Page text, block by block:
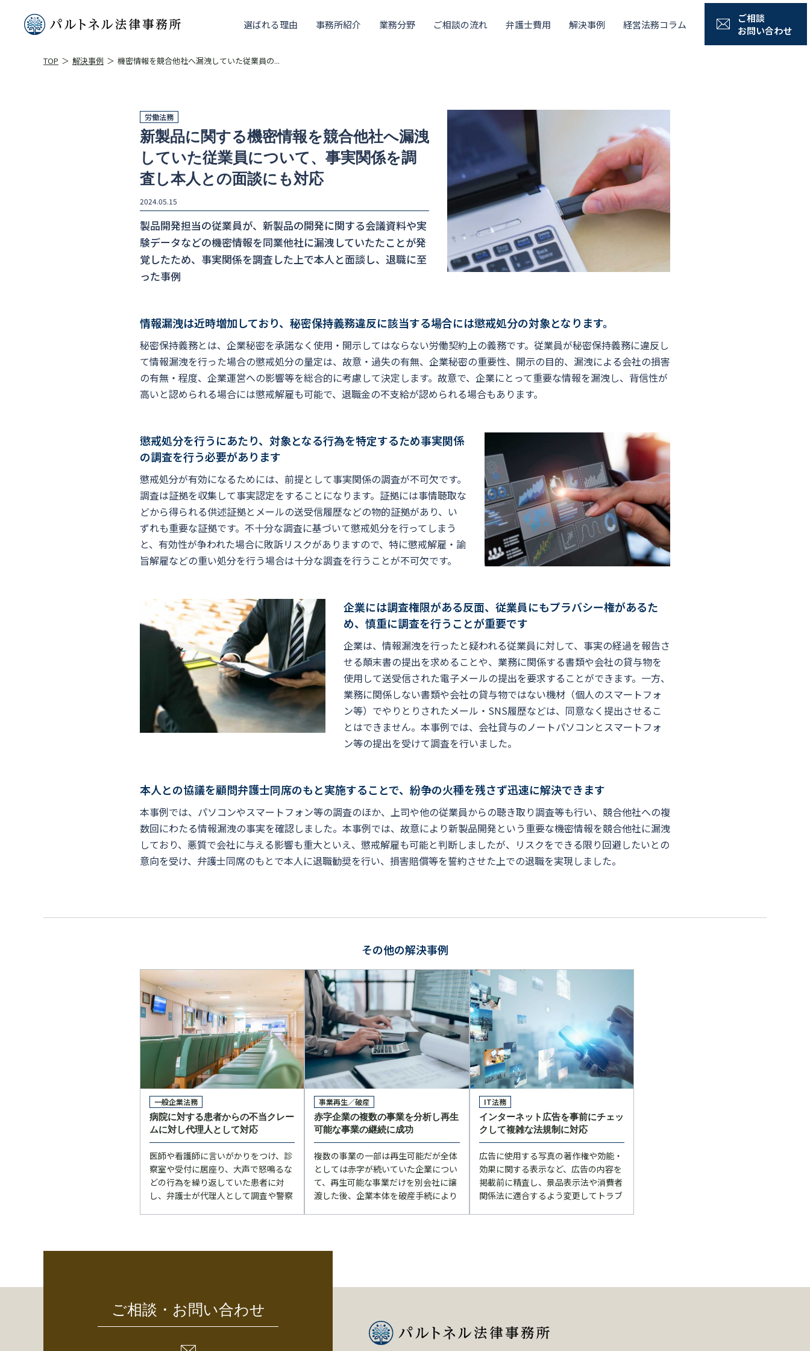
選ばれる理由 事務所紹介 業務分野 ご相談の流れ 弁護士費用 解決事例 経営法務コラム
ご相談
お問い合わせ
TOP 解決事例 機密情報を競合他社へ漏洩していた従業員の...
労働法務
新製品に関する機密情報を競合他社へ漏洩
していた従業員について、事実関係を調
査し本人との面談にも対応
2024.05.15
製品開発担当の従業員が、新製品の開発に関する会議資料や実
験データなどの機密情報を同業他社に漏洩していたたことが発
覚したため、事実関係を調査した上で本人と面談し、退職に至
った事例
情報漏洩は近時増加しており、秘密保持義務違反に該当する場合には懲戒処分の対象となります。
秘密保持義務とは、企業秘密を承諾なく使用・開示してはならない労働契約上の義務です。従業員が秘密保持義務に違反し
て情報漏洩を行った場合の懲戒処分の量定は、故意・過失の有無、企業秘密の重要性、開示の目的、漏洩による会社の損害
の有無・程度、企業運営への影響等を総合的に考慮して決定します。故意で、企業にとって重要な情報を漏洩し、背信性が
高いと認められる場合には懲戒解雇も可能で、退職金の不支給が認められる場合もあります。
懲戒処分を行うにあたり、対象となる行為を特定するため事実関係
の調査を行う必要があります
懲戒処分が有効になるためには、前提として事実関係の調査が不可欠です。
調査は証拠を収集して事実認定をすることになります。証拠には事情聴取な
どから得られる供述証拠とメールの送受信履歴などの物的証拠があり、い
ずれも重要な証拠です。不十分な調査に基づいて懲戒処分を行ってしまう
と、有効性が争われた場合に敗訴リスクがありますので、特に懲戒解雇・諭
旨解雇などの重い処分を行う場合は十分な調査を行うことが不可欠です。
企業には調査権限がある反面、従業員にもプラバシー権があるた
め、慎重に調査を行うことが重要です
企業は、情報漏洩を行ったと疑われる従業員に対して、事実の経過を報告さ
せる顛末書の提出を求めることや、業務に関係する書類や会社の貸与物を
使用して送受信された電子メールの提出を要求することができます。一方、
業務に関係しない書類や会社の貸与物ではない機材（個人のスマートフォ
ン等）でやりとりされたメール・SNS履歴などは、同意なく提出させるこ
とはできません。本事例では、会社貸与のノートパソコンとスマートフォ
ン等の提出を受けて調査を行いました。
本人との協議を顧問弁護士同席のもと実施することで、紛争の火種を残さず迅速に解決できます
本事例では、パソコンやスマートフォン等の調査のほか、上司や他の従業員からの聴き取り調査等も行い、競合他社への複
数回にわたる情報漏洩の事実を確認しました。本事例では、故意により新製品開発という重要な機密情報を競合他社に漏洩
しており、悪質で会社に与える影響も重大といえ、懲戒解雇も可能と判断しましたが、リスクをできる限り回避したいとの
意向を受け、弁護士同席のもとで本人に退職勧奨を行い、損害賠償等を誓約させた上での退職を実現しました。
その他の解決事例
一般企業法務
病院に対する患者からの不当クレー
ムに対し代理人として対応
医師や看護師に言いがかりをつけ、診
察室や受付に居座り、大声で怒鳴るな
どの行為を繰り返していた患者に対
し、弁護士が代理人として調査や警察
事業再生／破産
赤字企業の複数の事業を分析し再生
可能な事業の継続に成功
複数の事業の一部は再生可能だが全体
としては赤字が続いていた企業につい
て、再生可能な事業だけを別会社に譲
渡した後、企業本体を破産手続により
IT法務
インターネット広告を事前にチェッ
クして複雑な法規制に対応
広告に使用する写真の著作権や効能・
効果に関する表示など、広告の内容を
掲載前に精査し、景品表示法や消費者
関係法に適合するよう変更してトラブ
ご相談・お問い合わせ